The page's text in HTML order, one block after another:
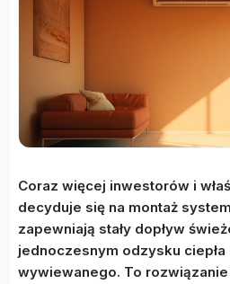
Coraz więcej inwestorów i
decyduje się na montaż
zapewniają stały dopływ
jednoczesnym odzysku
wywiewanego. To